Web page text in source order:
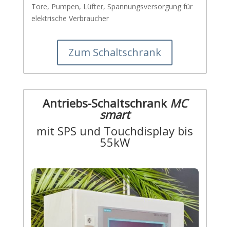
Tore, Pumpen, Lüfter, Spannungsversorgung für
elektrische Verbraucher
Zum Schaltschrank
Antriebs-Schaltschrank MC
smart
mit SPS und Touchdisplay bis
55kW